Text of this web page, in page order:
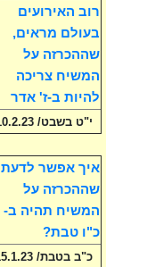
רוב האירועים
בעולם מראים,
שההכרזה על
המשיח צריכה
להיות ב-ז' אדר
י"ט בשבט/ 10.2.23
איך אפשר לדעת
שההכרזה על
המשיח תהיה ב-
כ"ו טבת?
כ"ב בטבת/ 15.1.23